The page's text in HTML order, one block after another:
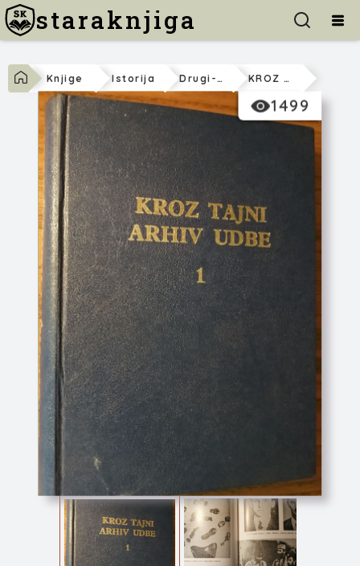
staraknjiga
Knjige Istorija Drugi-Svetski-Rat KROZ TAJNI ARHIV UDBE 1
1499
Nikola Milovanović
KROZ TAJNI ARHIV U...